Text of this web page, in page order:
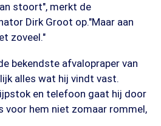
stoort", merkt de
Dirk Groot op."Maar aan
zoveel."
bekendste afvalopraper van
alles wat hij vindt vast.
en telefoon gaat hij door
voor hem niet zomaar rommel,